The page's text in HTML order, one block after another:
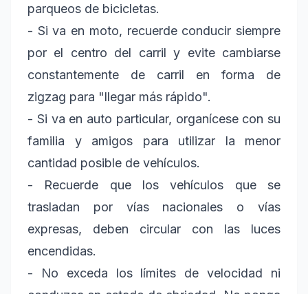
parqueos de bicicletas.
- Si va en moto, recuerde conducir siempre
por el centro del carril y evite cambiarse
constantemente de carril en forma de
zigzag para "llegar más rápido".
- Si va en auto particular, organícese con su
familia y amigos para utilizar la menor
cantidad posible de vehículos.
- Recuerde que los vehículos que se
trasladan por vías nacionales o vías
expresas, deben circular con las luces
encendidas.
- No exceda los límites de velocidad ni